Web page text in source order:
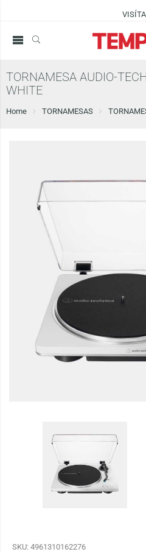
VISÍTANOS EN
TORNAMESA AUDIO-
WHITE
Home TORNAMESAS
SKU: 4961310162276